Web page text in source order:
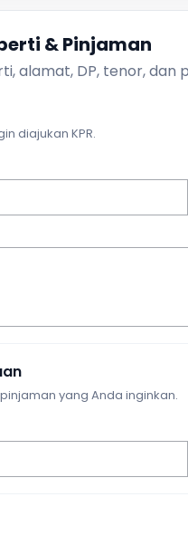
& Pinjaman
alamat, DP, tenor, dan
diajukan KPR.
yang Anda inginkan.